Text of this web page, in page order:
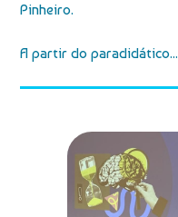
Pinheiro.
A partir do paradidático...